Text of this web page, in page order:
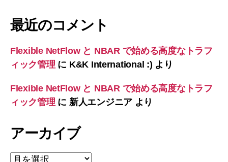
最近のコメント
Flexible NetFlow と NBAR で始める高度なトラフ
ィック管理 に K&K International :) より
Flexible NetFlow と NBAR で始める高度なトラフ
ィック管理 に 新人エンジニアより
アーカイブ
ア